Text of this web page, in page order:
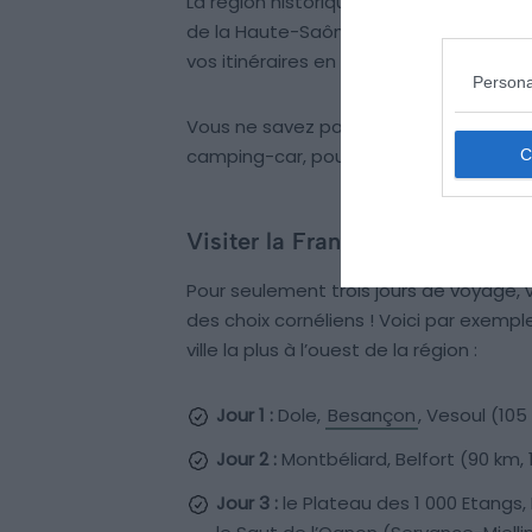
de la Haute-Saône, du
vos itinéraires en fonction de la durée
Vous ne savez pas du tout où aller ?
camping-car, pour un week-end, une
Visiter la Franche-Comté en
Pour seulement trois jours de
des choix cornéliens ! Voici par
ville la plus à l’ouest de la région :
Jour 1 : Dole, Besançon, Vesoul (105
Jour 2 : Montbéliard, Belfort (90 km,
Jour 3 : le Plateau des 1 000